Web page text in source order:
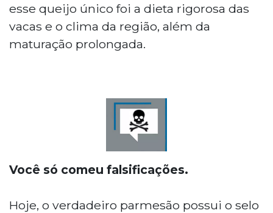
esse queijo único foi a dieta rigorosa das
vacas e o clima da região, além da
maturação prolongada.
Você só comeu falsificações.
Hoje, o verdadeiro parmesão possui o selo